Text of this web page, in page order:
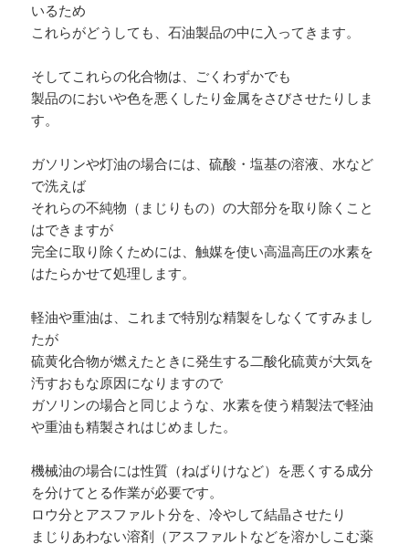
いるため
これらがどうしても、石油製品の中に入ってきます。
そしてこれらの化合物は、ごくわずかでも
製品のにおいや色を悪くしたり金属をさびさせたりしま
す。
ガソリンや灯油の場合には、硫酸・塩基の溶液、水など
で洗えば
それらの不純物（まじりもの）の大部分を取り除くこと
はできますが
完全に取り除くためには、触媒を使い高温高圧の水素を
はたらかせて処理します。
軽油や重油は、これまで特別な精製をしなくてすみまし
たが
硫黄化合物が燃えたときに発生する二酸化硫黄が大気を
汚すおもな原因になりますので
ガソリンの場合と同じような、水素を使う精製法で軽油
や重油も精製されはじめました。
機械油の場合には性質（ねばりけなど）を悪くする成分
を分けてとる作業が必要です。
ロウ分とアスファルト分を、冷やして結晶させたり
まじりあわない溶剤（アスファルトなどを溶かしこむ薬